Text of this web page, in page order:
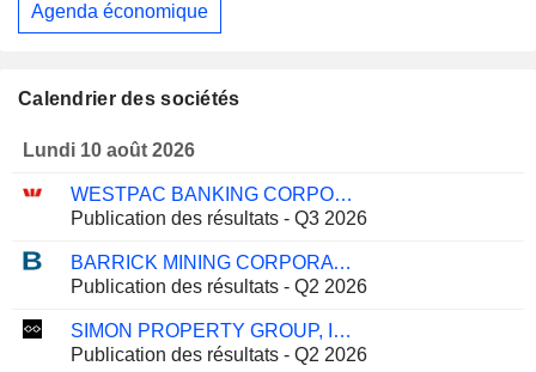
Agenda économique
Calendrier des sociétés
Lundi 10 août 2026
WESTPAC BANKING CORPORATION
Publication des résultats - Q3 2026
BARRICK MINING CORPORATION
Publication des résultats - Q2 2026
SIMON PROPERTY GROUP, INC.
Publication des résultats - Q2 2026